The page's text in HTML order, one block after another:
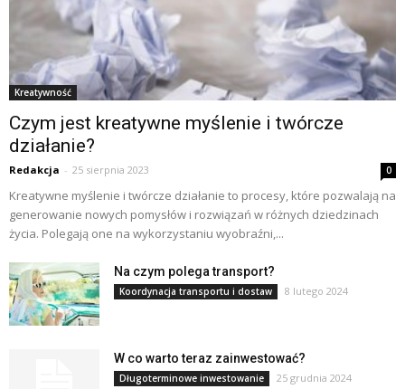
Kreatywność
Czym jest kreatywne myślenie i twórcze
działanie?
Redakcja - 25 sierpnia 2023 0
Kreatywne myślenie i twórcze działanie to procesy, które pozwalają na
generowanie nowych pomysłów i rozwiązań w różnych dziedzinach
życia. Polegają one na wykorzystaniu wyobraźni,...
Na czym polega transport?
Koordynacja transportu i dostaw 8 lutego 2024
W co warto teraz zainwestować?
Długoterminowe inwestowanie 25 grudnia 2024